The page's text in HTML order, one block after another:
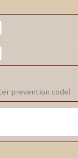
prevention code)